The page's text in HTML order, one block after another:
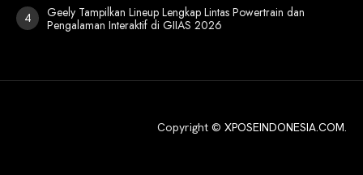
Geely Tampilkan Lineup Lengkap Lintas Powertrain dan
Pengalaman Interaktif di GIIAS 2026
Copyright © XPOSEINDONESIA.COM.